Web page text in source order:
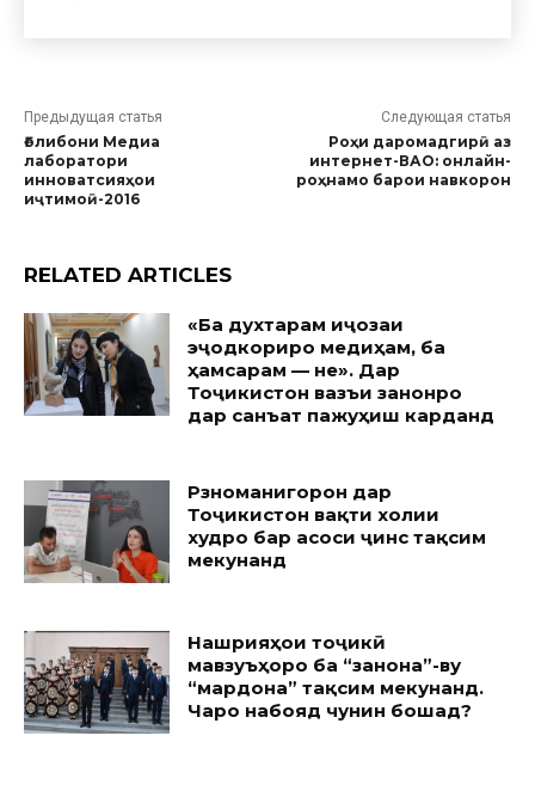
Предыдущая статья
Ғолибони Медиа
лаборатори
инноватсияҳои
иҷтимоӣ-2016
Следующая статья
Роҳи даромадгирӣ аз
интернет-ВАО: онлайн-
роҳнамо барои навкорон
RELATED ARTICLES
«Ба духтарам иҷозаи
эҷодкориро медиҳам, ба
ҳамсарам — не». Дар
Тоҷикистон вазъи занонро
дар санъат пажуҳиш карданд
Рӯзноманигорон дар
Тоҷикистон вақти холии
худро бар асоси ҷинс тақсим
мекунанд
Нашрияҳои тоҷикӣ
мавзуъҳоро ба “занона”-ву
“мардона” тақсим мекунанд.
Чаро набояд чунин бошад?